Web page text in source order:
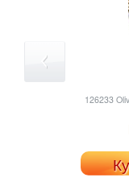
126233